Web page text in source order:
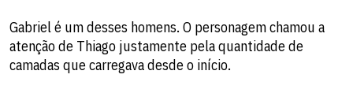
Gabriel é um desses homens. O personagem chamou a
atenção de Thiago justamente pela quantidade de
camadas que carregava desde o início.